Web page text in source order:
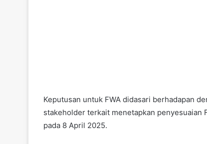
Keputusan untuk FWA didasari berhadapan
stakeholder terkait menetapkan penyesuaian
pada 8 April 2025.